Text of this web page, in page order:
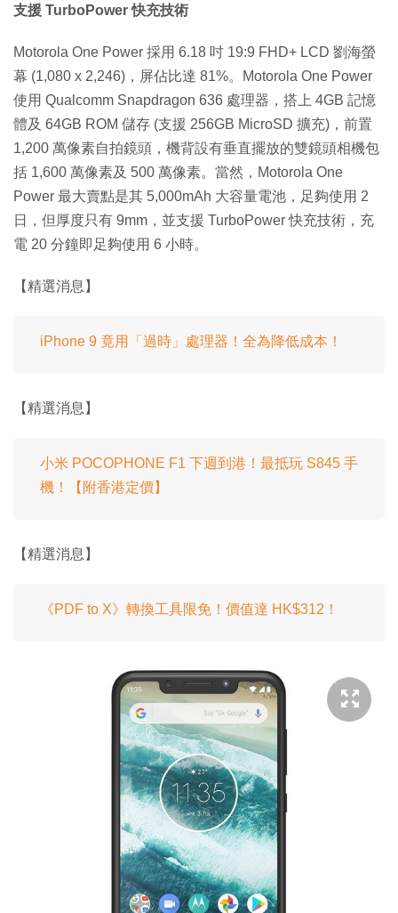
支援 TurboPower 快充技術
Motorola One Power 採用 6.18 吋 19:9 FHD+ LCD 劉海螢
幕 (1,080 x 2,246)，屏佔比達 81%。Motorola One Power
使用 Qualcomm Snapdragon 636 處理器，搭上 4GB 記憶
體及 64GB ROM 儲存 (支援 256GB MicroSD 擴充)，前置
1,200 萬像素自拍鏡頭，機背設有垂直擺放的雙鏡頭相機包
括 1,600 萬像素及 500 萬像素。當然，Motorola One
Power 最大賣點是其 5,000mAh 大容量電池，足夠使用 2
日，但厚度只有 9mm，並支援 TurboPower 快充技術，充
電 20 分鐘即足夠使用 6 小時。
【精選消息】
iPhone 9 竟用「過時」處理器！全為降低成本！
【精選消息】
小米 POCOPHONE F1 下週到港！最抵玩 S845 手
機！【附香港定價】
【精選消息】
《PDF to X》轉換工具限免！價值達 HK$312！